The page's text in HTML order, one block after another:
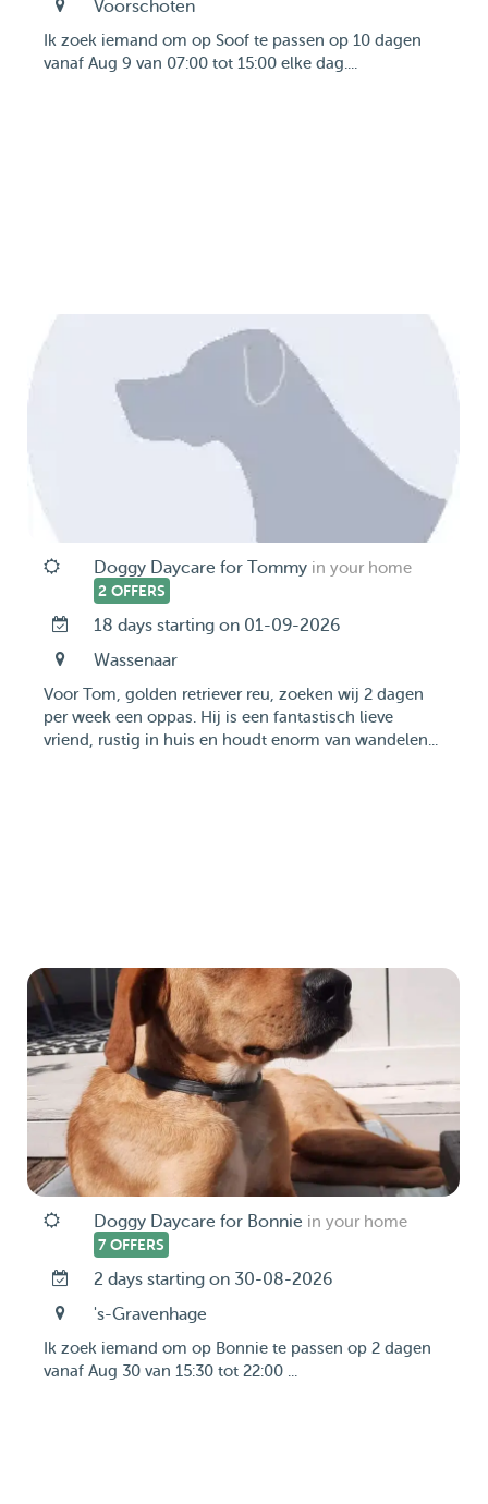
Voorschoten
Ik zoek iemand om op Soof te passen op 10 dagen
vanaf Aug 9 van 07:00 tot 15:00 elke dag....
Doggy Daycare for Tommy in your home
2 OFFERS
18 days starting on 01-09-2026
Wassenaar
Voor Tom, golden retriever reu, zoeken wij 2 dagen
per week een oppas. Hij is een fantastisch lieve
vriend, rustig in huis en houdt enorm van wandelen...
Doggy Daycare for Bonnie in your home
7 OFFERS
2 days starting on 30-08-2026
's-Gravenhage
Ik zoek iemand om op Bonnie te passen op 2 dagen
vanaf Aug 30 van 15:30 tot 22:00 ...